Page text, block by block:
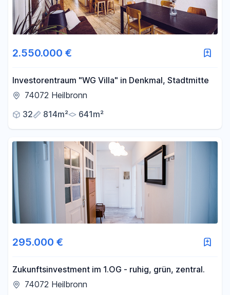
2.550.000 €
Investorentraum "WG Villa" in Denkmal, Stadtmitte
74072 Heilbronn
32
814m² 641m²
295.000 €
Zukunftsinvestment im 1.OG - ruhig, grün, zentral.
74072 Heilbronn